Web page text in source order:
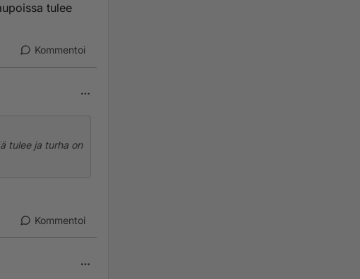
tulee
Kommentoi
tulee ja turha on
Kommentoi